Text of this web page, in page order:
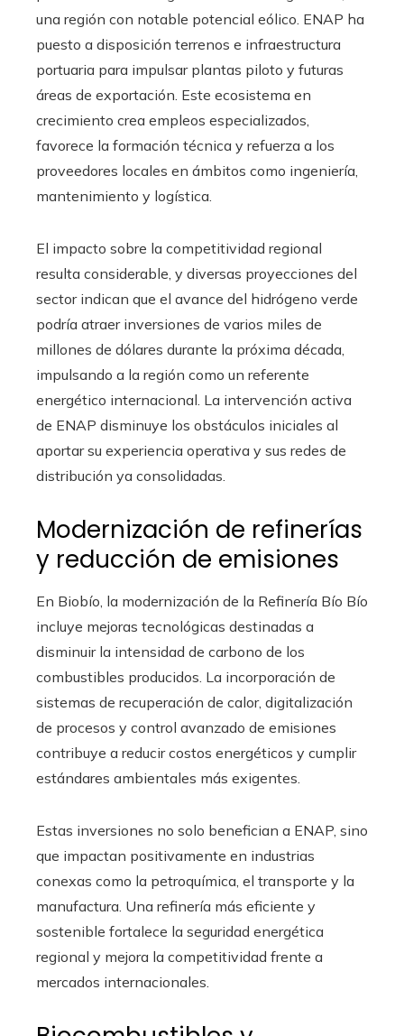
una región con notable potencial eólico. ENAP ha
puesto a disposición terrenos e infraestructura
portuaria para impulsar plantas piloto y futuras
áreas de exportación. Este ecosistema en
crecimiento crea empleos especializados,
favorece la formación técnica y refuerza a los
proveedores locales en ámbitos como ingeniería,
mantenimiento y logística.
El impacto sobre la competitividad regional
resulta considerable, y diversas proyecciones del
sector indican que el avance del hidrógeno verde
podría atraer inversiones de varios miles de
millones de dólares durante la próxima década,
impulsando a la región como un referente
energético internacional. La intervención activa
de ENAP disminuye los obstáculos iniciales al
aportar su experiencia operativa y sus redes de
distribución ya consolidadas.
Modernización de refinerías
y reducción de emisiones
En Biobío, la modernización de la Refinería Bío Bío
incluye mejoras tecnológicas destinadas a
disminuir la intensidad de carbono de los
combustibles producidos. La incorporación de
sistemas de recuperación de calor, digitalización
de procesos y control avanzado de emisiones
contribuye a reducir costos energéticos y cumplir
estándares ambientales más exigentes.
Estas inversiones no solo benefician a ENAP, sino
que impactan positivamente en industrias
conexas como la petroquímica, el transporte y la
manufactura. Una refinería más eficiente y
sostenible fortalece la seguridad energética
regional y mejora la competitividad frente a
mercados internacionales.